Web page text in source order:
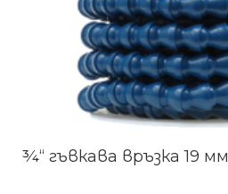
¾“ гъвкава връзка 19 мм